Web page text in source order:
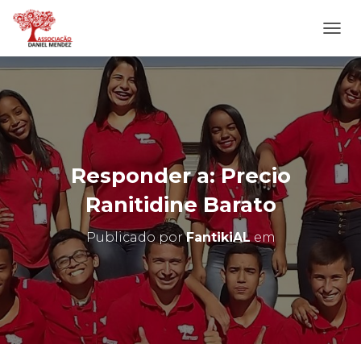
L
T
E
R
N
A
N
A
E
G
O
Responder a: Precio
Ranitidine Barato
Publicado porFantikiALem